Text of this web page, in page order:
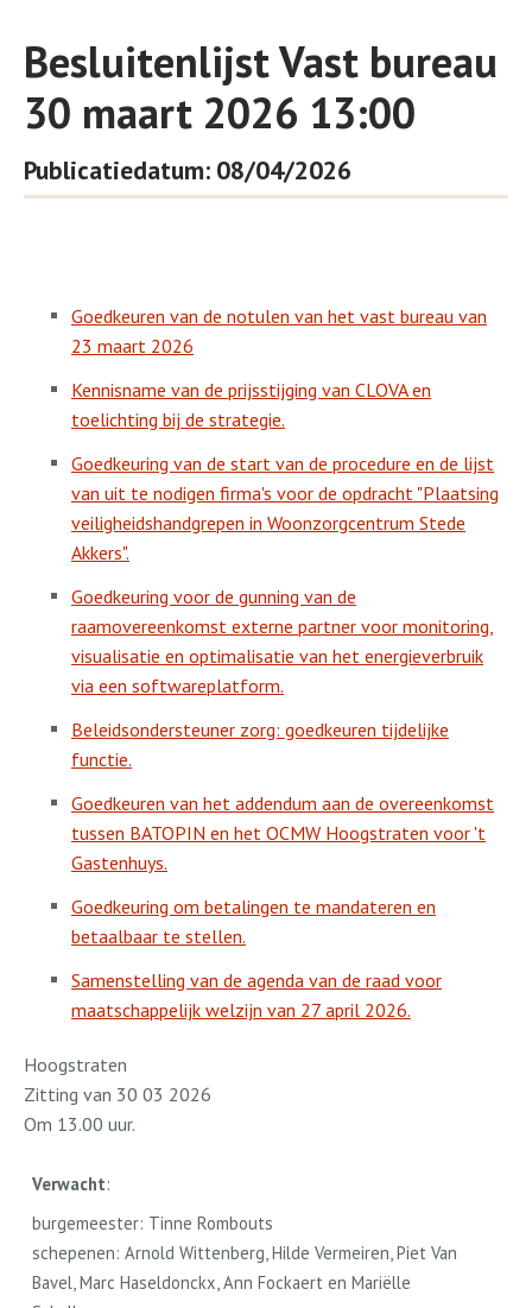
Besluitenlijst Vast bureau
30 maart 2026 13:00
Publicatiedatum: 08/04/2026
Goedkeuren van de notulen van het vast bureau van
23 maart 2026
Kennisname van de prijsstijging van CLOVA en
toelichting bij de strategie.
Goedkeuring van de start van de procedure en de lijst
van uit te nodigen firma's voor de opdracht "Plaatsing
veiligheidshandgrepen in Woonzorgcentrum Stede
Akkers".
Goedkeuring voor de gunning van de
raamovereenkomst externe partner voor monitoring,
visualisatie en optimalisatie van het energieverbruik
via een softwareplatform.
Beleidsondersteuner zorg: goedkeuren tijdelijke
functie.
Goedkeuren van het addendum aan de overeenkomst
tussen BATOPIN en het OCMW Hoogstraten voor 't
Gastenhuys.
Goedkeuring om betalingen te mandateren en
betaalbaar te stellen.
Samenstelling van de agenda van de raad voor
maatschappelijk welzijn van 27 april 2026.
Hoogstraten
Zitting van 30 03 2026
Om 13.00 uur.
Verwacht:
burgemeester: Tinne Rombouts
schepenen: Arnold Wittenberg, Hilde Vermeiren, Piet Van
Bavel, Marc Haseldonckx, Ann Fockaert en Mariëlle